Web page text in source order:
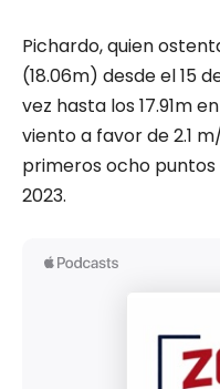
Pichardo, quien
(18.06m) desde el 15
vez hasta los 17.91m
viento a favor de 2.1
primeros ocho
2023.